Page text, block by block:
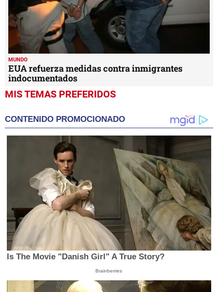
MUNDO
EUA refuerza medidas contra inmigrantes
indocumentados
MIS TEMAS PREFERIDOS
CONTENIDO PROMOCIONADO
Is The Movie "Danish Girl" A True Story?
Brainberries